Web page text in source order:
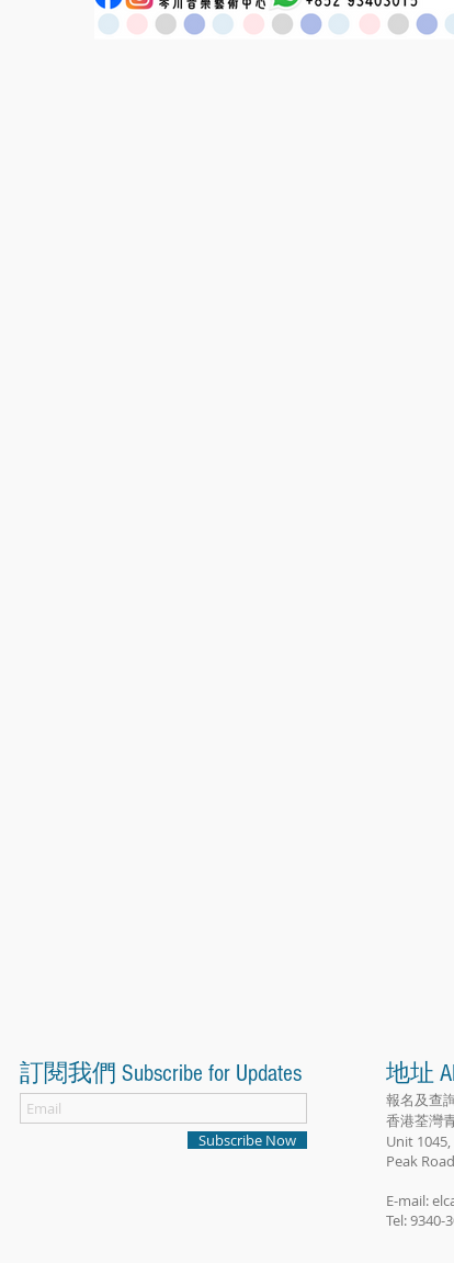
訂閱我們 Subscribe for Updates
Subscribe Now
地址
報名及查
香港荃灣
Unit
Peak
E-mail:
Tel: 9340-